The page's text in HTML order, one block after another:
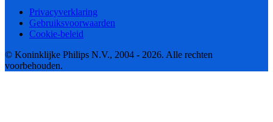
Privacyverklaring
Gebruiksvoorwaarden
Cookie-beleid
© Koninklijke Philips N.V., 2004 - 2026. Alle rechten
voorbehouden.